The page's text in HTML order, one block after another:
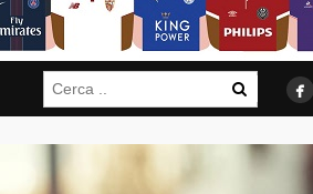
Cerca: 